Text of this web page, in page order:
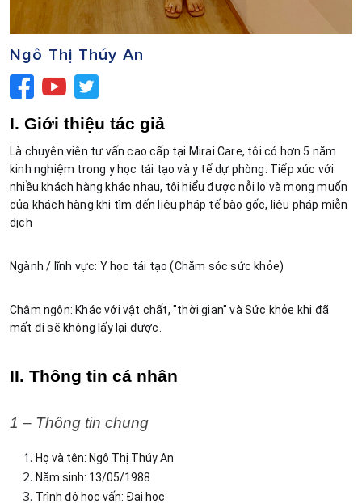
Ngô Thị Thúy An
I. Giới thiệu tác giả
Là chuyên viên tư vấn cao cấp tại Mirai Care, tôi có hơn 5 năm
kinh nghiệm trong y học tái tạo và y tế dự phòng. Tiếp xúc với
nhiều khách hàng khác nhau, tôi hiểu được nỗi lo và mong muốn
của khách hàng khi tìm đến liệu pháp tế bào gốc, liệu pháp miễn
dịch
Ngành / lĩnh vực: Y học tái tạo (Chăm sóc sức khỏe)
Châm ngôn: Khác với vật chất, "thời gian" và Sức khỏe khi đã
mất đi sẽ không lấy lại được.
II. Thông tin cá nhân
1 – Thông tin chung
Họ và tên: Ngô Thị Thúy An
Năm sinh: 13/05/1988
Trình độ học vấn: Đại học